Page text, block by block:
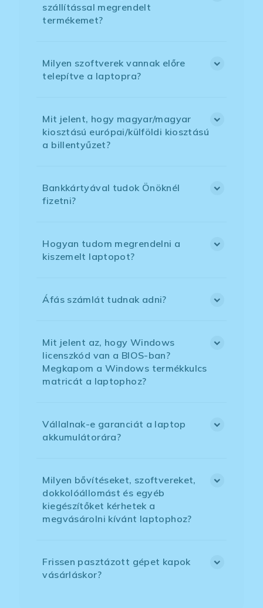
szállítással megrendelt
termékemet?
Milyen szoftverek vannak előre
telepítve a laptopra?
Mit jelent, hogy magyar/magyar
kiosztású európai/külföldi kiosztású
a billentyűzet?
Bankkártyával tudok Önöknél
fizetni?
Hogyan tudom megrendelni a
kiszemelt laptopot?
Áfás számlát tudnak adni?
Mit jelent az, hogy Windows
licenszkód van a BIOS-ban?
Megkapom a Windows termékkulcs
matricát a laptophoz?
Vállalnak-e garanciát a laptop
akkumulátorára?
Milyen bővítéseket, szoftvereket,
dokkolóállomást és egyéb
kiegészítőket kérhetek a
megvásárolni kívánt laptophoz?
Frissen pasztázott gépet kapok
vásárláskor?